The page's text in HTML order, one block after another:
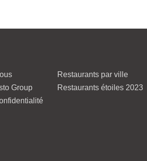
Group
Restaurants par ville
Restaurants étoiles 2023